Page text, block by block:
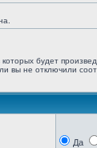
будет
вы не отключили
Да